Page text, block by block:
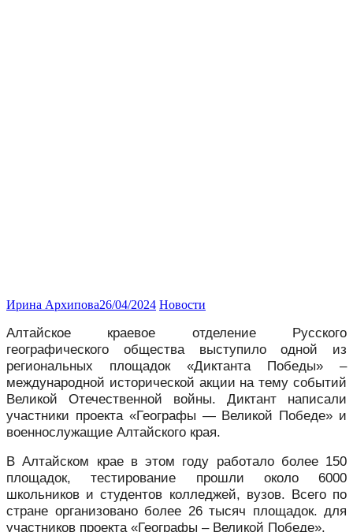
Ирина Архипова26/04/2024 Новости
Алтайское краевое отделение Русского
географического общества выступило одной из
региональных площадок «Диктанта Победы» –
международной исторической акции на тему событий
Великой Отечественной войны. Диктант написали
участники проекта «Географы — Великой Победе» и
военнослужащие Алтайского края.
В Алтайском крае в этом году работало более 150
площадок, тестирование прошли около 6000
школьников и студентов колледжей, вузов. Всего по
стране организовано более 26 тысяч площадок. для
участников проекта «Географы – Великой Победе».